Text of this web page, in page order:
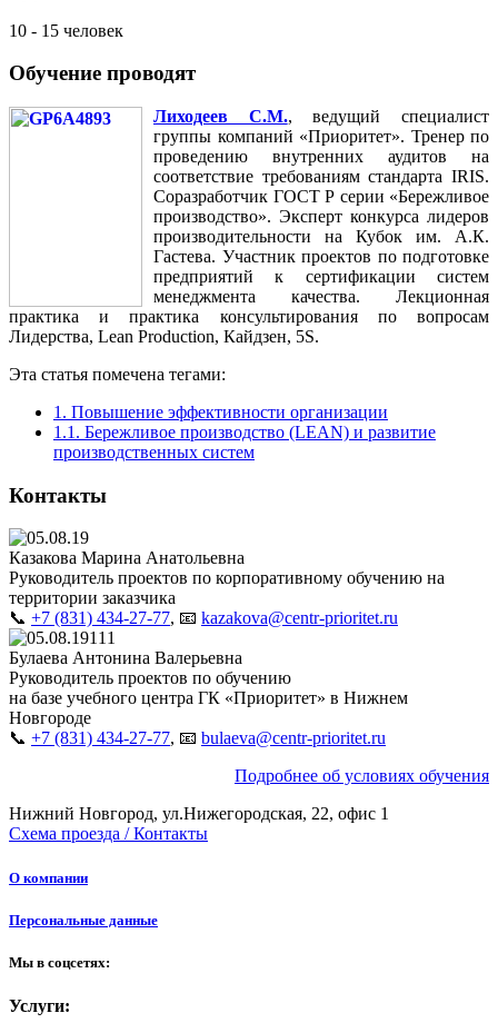
10 - 15 человек
Обучение проводят
Лиходеев С.М., ведущий специалист
группы компаний «Приоритет». Тренер по
проведению внутренних аудитов на
соответствие требованиям стандарта IRIS.
Соразработчик ГОСТ Р серии «Бережливое
производство». Эксперт конкурса лидеров
производительности на Кубок им. А.К.
Гастева. Участник проектов по подготовке
предприятий к сертификации систем
менеджмента качества. Лекционная
практика и практика консультирования по вопросам
Лидерства, Lean Production, Кайдзен, 5S.
Эта статья помечена тегами:
1. Повышение эффективности организации
1.1. Бережливое производство (LEAN) и развитие
производственных систем
Контакты
Казакова Марина Анатольевна
Руководитель проектов по корпоративному обучению на
территории заказчика
📞 +7 (831) 434-27-77, 📧 kazakova@centr-prioritet.ru
Булаева Антонина Валерьевна
Руководитель проектов по обучению
на базе учебного центра ГК «Приоритет» в Нижнем
Новгороде
📞 +7 (831) 434-27-77, 📧 bulaeva@centr-prioritet.ru
Подробнее об условиях обучения
Нижний Новгород, ул.Нижегородская, 22, офис 1
Схема проезда / Контакты
О компании
Персональные данные
Мы в соцсетях:
Услуги: